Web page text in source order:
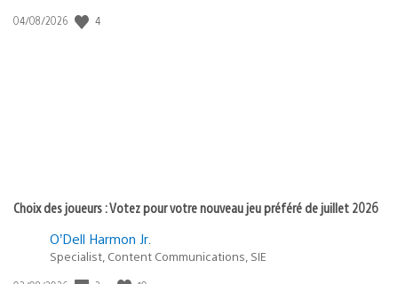
Date
04/08/2026 4
Choix des joueurs : Votez pour votre nouveau jeu préféré de juillet 2026
O’Dell Harmon Jr.
Specialist, Content Communications, SIE